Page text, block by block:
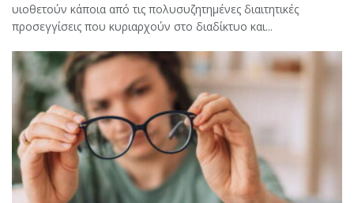
υιοθετούν κάποια από τις πολυσυζητημένες διαιτητικές
προσεγγίσεις που κυριαρχούν στο διαδίκτυο και...